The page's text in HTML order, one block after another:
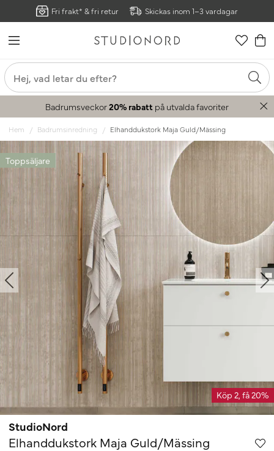
Fri frakt* & fri retur Skickas inom 1–3 vardagar
Badrumsveckor20% rabatt på utvalda favoriter
Hem Badrumsinredning Elhanddukstork Maja Guld/Mässing
Toppsäljare
Köp 2, få 20%
StudioNord
Elhanddukstork Maja Guld/Mässing